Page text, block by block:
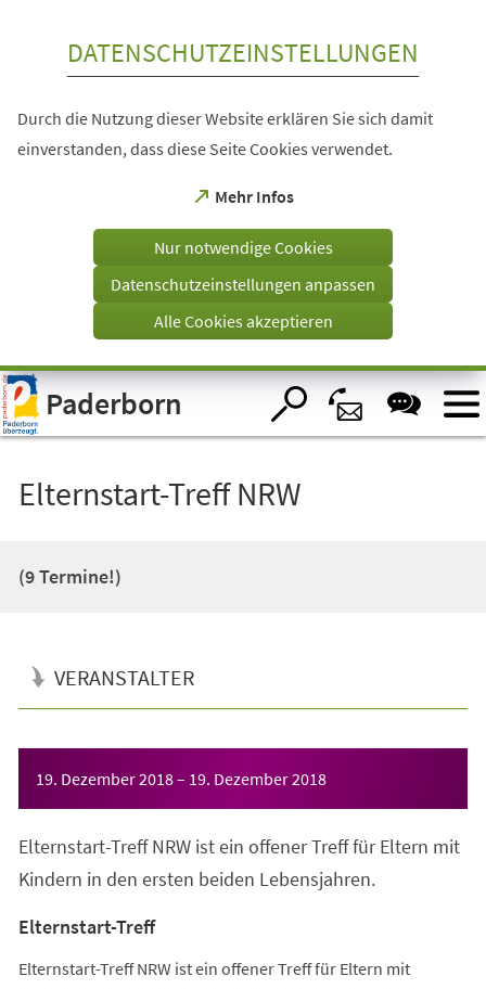
Visuelle
Assistenzsoftware
öffnen.
DATENSCHUTZEINSTELLUNGEN
Durch die Nutzung dieser Website erklären Sie sich damit
einverstanden, dass diese Seite Cookies verwendet.
Mehr Infos
(Öffnet
einem
Tab)
Nur notwendige Cookies
Datenschutzeinstellungen anpassen
Alle Cookies akzeptieren
Paderborn
Elternstart-Treff NRW
(9 Termine!)
VERANSTALTER
19. Dezember 2018– 19. Dezember 2018
Elternstart-Treff NRW ist ein offener Treff für Eltern mit
Kindern in den ersten beiden Lebensjahren.
Elternstart-Treff
Elternstart-Treff NRW ist ein offener Treff für Eltern mit